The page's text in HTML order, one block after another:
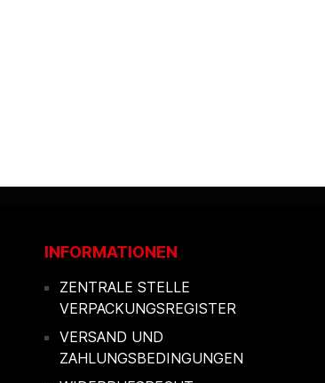
INFORMATIONEN
ZENTRALE STELLE
VERPACKUNGSREGISTER
VERSAND UND
ZAHLUNGSBEDINGUNGEN